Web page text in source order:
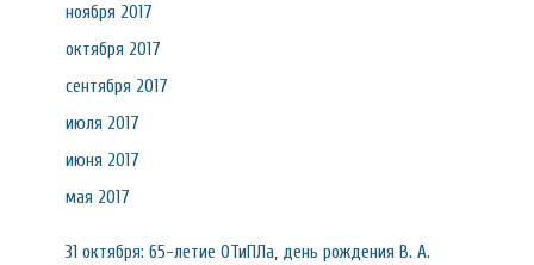
ноября 2017
октября 2017
сентября 2017
июля 2017
июня 2017
мая 2017
31 октября: 65-летие ОТиПЛа, день рождения В. А.